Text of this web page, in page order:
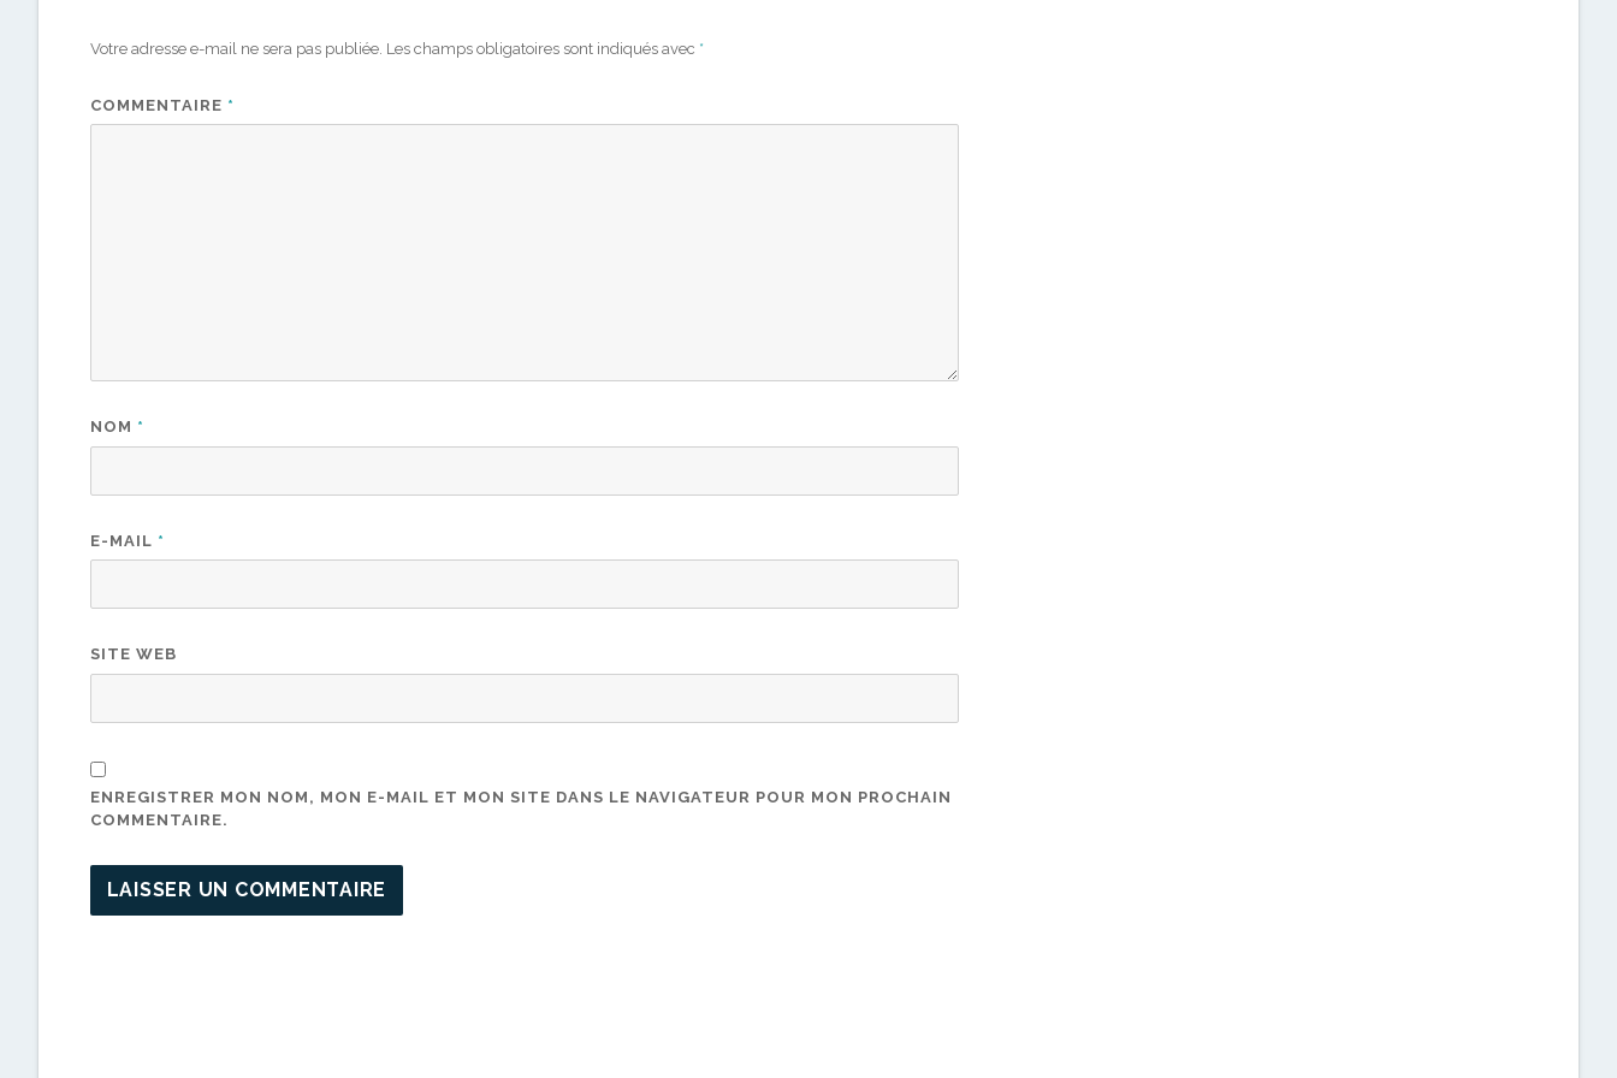
Votre adresse e-mail ne sera pas publiée. Les champs obligatoires sont indiqués avec *
COMMENTAIRE *
NOM *
E-MAIL *
SITE WEB
ENREGISTRER MON NOM, MON E-MAIL ET MON SITE DANS LE NAVIGATEUR POUR MON PROCHAIN
COMMENTAIRE.